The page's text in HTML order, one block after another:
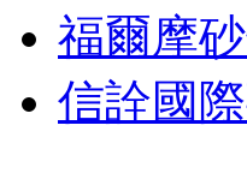
福爾摩
信詮國